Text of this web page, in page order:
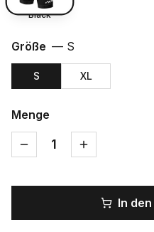
Black
Größe — S
S XL
Menge
1
In